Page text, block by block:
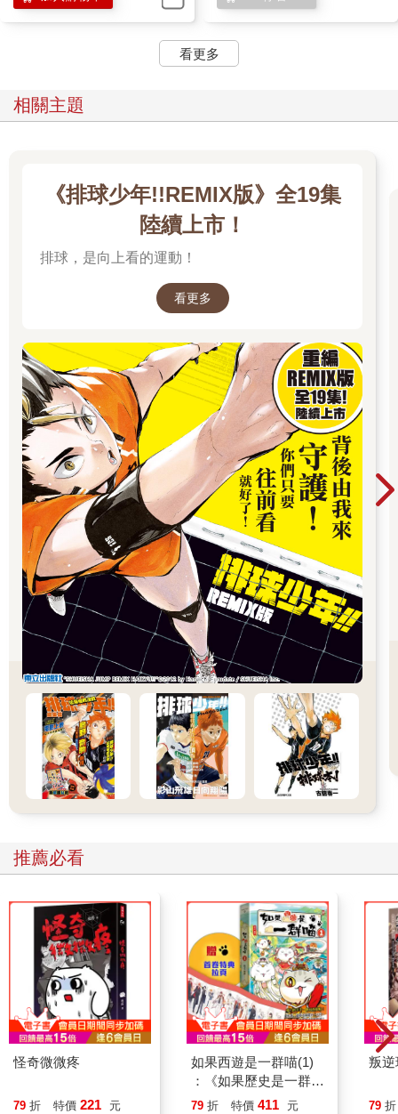
看更多
相關主題
《排球少年!!REMIX版》全19集
陸續上市！
排球，是向上看的運動！
看更多
推薦必看
怪奇微微疼
79 折 特價 221 元
如果西遊是一群喵(1)
：《如果歷史是一群
喵》作者最新力作，附
79 折 特價 411 元
叛逆
79 折